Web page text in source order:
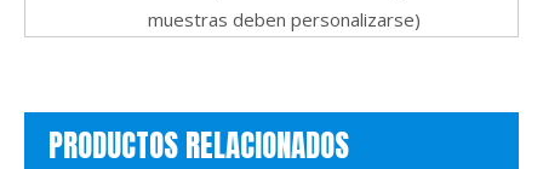
muestras deben personalizarse)
PRODUCTOS RELACIONADOS